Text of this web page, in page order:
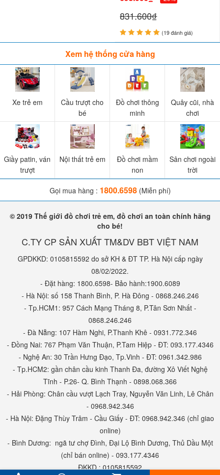
831.600₫
(19 đánh giá)
Xem hệ thống cửa hàng
Xe trẻ em
Cầu trượt cho
bé
Đồ chơi thông
minh
Quây cũi, nhà
chơi
Giầy patin, ván
trượt
Nội thất trẻ em
Đồ chơi mầm
non
Sân chơi ngoài
trời
Gọi mua hàng : 1800.6598(Miễn phí)
© 2019 Thế giới đồ chơi trẻ em, đồ chơi an toàn chính hãng
cho bé!
C.TY CP SẢN XUẤT TM&DV BBT VIỆT NAM
GPDKKD: 0105815592 do sở KH & ĐT TP. Hà Nội cấp ngày
08/02/2022.
- Đặt hàng: 1800.6598- Bảo hành:1900.6089
- Hà Nội: số 158 Thanh Bình, P. Hà Đông - 0868.246.246
- Tp.HCM1: 957 Cách Mạng Tháng 8, P.Tân Sơn Nhất -
0868.246.246
- Đà Nẵng: 107 Hàm Nghi, P.Thanh Khê - 0931.772.346
- Đồng Nai: 767 Phạm Văn Thuận, P.Tam Hiệp - ĐT: 093.177.4346
- Nghệ An: 30 Trần Hưng Đạo, Tp.Vinh - ĐT: 0961.342.986
- Tp.HCM2: gần chân cầu kinh Thanh Đa, đường Xô Viết Nghệ
Tĩnh - P.26- Q. Bình Thạnh - 0898.068.366
- Hải Phòng: Chân cầu vượt Lạch Tray, Nguyễn Văn Linh, Lê Chân
- 0968.942.346
- Hà Nội: Đặng Thùy Trâm - Cầu Giấy - ĐT: 0968.942.346 (chỉ giao
online)
- Bình Dương: ngã tư chợ Đình, Đại Lộ Bình Dương, Thủ Dầu Một
(chỉ bán online) - 093.177.4346
ĐKKD : 0105815592